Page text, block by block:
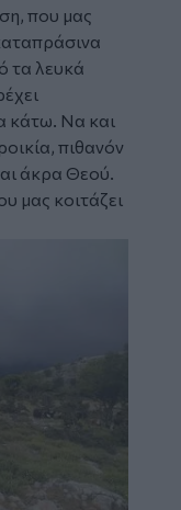
που μας
τα λευκά
κάτω. Να και
πιθανόν
άκρα Θεού.
μας κοιτάζει